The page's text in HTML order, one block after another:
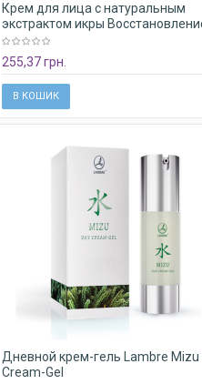
Крем для лица с натуральным
экстрактом икры
мл
255,37 грн.
В КОШИК
Дневной крем-гель Lambre Mizu
Cream-Gel